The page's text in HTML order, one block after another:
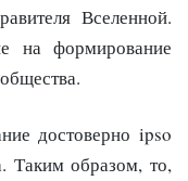
Вселенной.
на формирование
достоверно ipso
Таким образом, то,